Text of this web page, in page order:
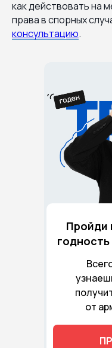
как действовать на
права в спорных
консультацию.
от
Пройди